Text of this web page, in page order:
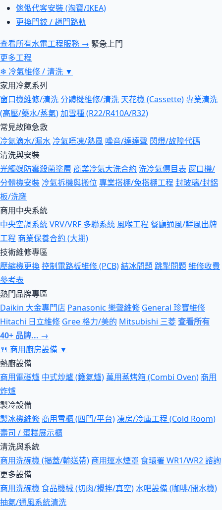
傢俬代客安裝 (淘寶/IKEA)
更換門鉸 / 趟門路軌
查看所有水電工程服務 → 緊急上門
更多工程
❄ 冷氣維修 / 清洗 ▼
家用冷氣系列
窗口機維修/清洗 分體機維修/清洗 天花機 (Cassette)專業清洗
(高壓/藥水/蒸氣)加雪種 (R22/R410A/R32)
常見故障急救
冷氣滴水/漏水 冷氣唔凍/熱風 噪音/達達聲 閃燈/故障代碼
清洗與安裝
光觸媒防霉殺菌塗層 商業冷氣大洗合約 洗冷氣價目表 窗口機/
分體機安裝 冷氣拆機與搬位 專業搭棚/免搭棚工程 封玻璃/封鋁
板/洗窿
商用中央系統
中央空調系統VRV/VRF 多聯系統 風喉工程 餐廳通風/鮮風出牌
工程 商業保養合約 (大期)
技術維修專區
壓縮機更換控制電路板維修 (PCB)結冰問題跳掣問題維修收費
參考表
熱門品牌專區
Daikin 大金專門店 Panasonic 樂聲維修 General 珍寶維修
Hitachi 日立維修 Gree 格力/美的 Mitsubishi 三菱查看所有
40+ 品牌... →
🍴 商用廚房設備 ▼
熱廚設備
商用電磁爐 中式炒爐 (鑊氣爐) 萬用蒸烤箱 (Combi Oven) 商用
炸爐
製冷設備
製冰機維修 商用雪櫃 (四門/平台)凍房/冷庫工程 (Cold Room)
壽司 / 蛋糕展示櫃
清洗與系統
商用洗碗機 (揭蓋/輸送帶) 商用運水煙罩 食環署 WR1/WR2 諮詢
更多設備
商用洗碗機 食品機械 (切肉/攪拌/真空)水吧設備 (咖啡/開水機)
抽氣/通風系統清洗